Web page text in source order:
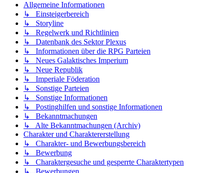
Allgemeine Informationen
↳ Einsteigerbereich
↳ Storyline
↳ Regelwerk und Richtlinien
↳ Datenbank des Sektor Plexus
↳ Informationen über die RPG Parteien
↳ Neues Galaktisches Imperium
↳ Neue Republik
↳ Imperiale Föderation
↳ Sonstige Parteien
↳ Sonstige Informationen
↳ Postinghilfen und sonstige Informationen
↳ Bekanntmachungen
↳ Alte Bekanntmachungen (Archiv)
Charakter und Charaktererstellung
↳ Charakter- und Bewerbungsbereich
↳ Bewerbung
↳ Charaktergesuche und gesperrte Charaktertypen